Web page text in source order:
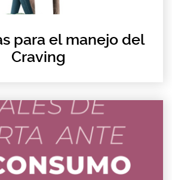
para el manejo del
Craving